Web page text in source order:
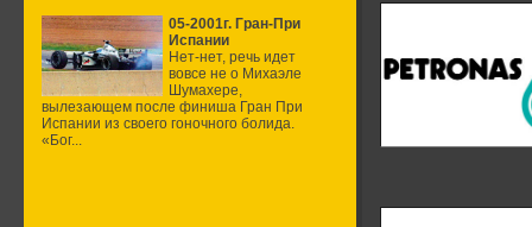
05-2001г. Гран-При
Испании
Нет-нет, речь идет
вовсе не о Михаэле
Шумахере,
вылезающем после финиша Гран При
Испании из своего гоночного болида.
«Бог...